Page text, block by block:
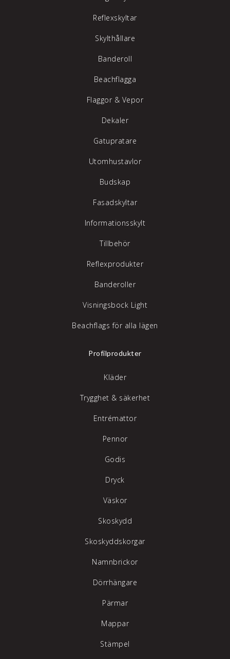
Reflexskyltar
Skylthållare
Banderoll
Beachflagga
Flaggor & Vepor
Dekaler
Gatupratare
Utomhustavlor
Budskap
Fasadskyltar
Informationsskylt
Tillbehör
Reflexprodukter
Banderoller
Visningsbock Light
Beachflags för alla lägen
Profilprodukter
Kläder
Trygghet & säkerhet
Entrémattor
Pennor
Godis
Dryck
Väskor
Skoskydd
Skoskyddskorgar
Namnbrickor
Dörrhängare
Pärmar
Mappar
Stämpel